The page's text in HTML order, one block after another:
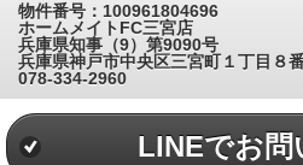
物件番号：100961804696
ホームメイトFC三宮店
兵庫県知事（9）第9090号
兵庫県神戸市中央区三宮町１丁目８
078-334-2960
LINEでお問